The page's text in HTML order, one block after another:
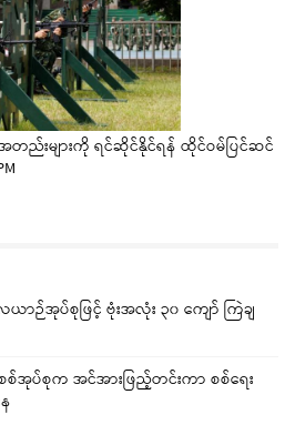
အတည်းများကို ရင်ဆိုင်နိုင်ရန် ထိုင်ဝမ်ပြင်ဆင်
ဉ်အုပ်စုဖြင့် ဗုံးအလုံး ၃၀ ကျော် ကြဲချ
စစ်အုပ်စုက အင်အားဖြည့်တင်းကာ စစ်ရေး